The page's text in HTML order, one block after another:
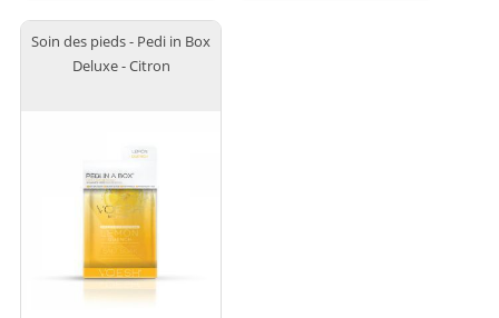
Soin des pieds - Pedi in Box
Deluxe - Citron